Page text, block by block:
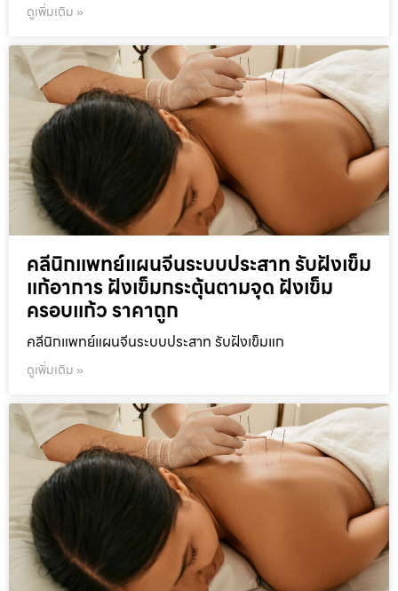
ดูเพิ่มเติม »
คลีนิกแพทย์แผนจีนระบบประสาท รับฝังเข็ม
แก้อาการ ฝังเข็มกระตุ้นตามจุด ฝังเข็ม
ครอบแก้ว ราคาถูก
คลีนิกแพทย์แผนจีนระบบประสาท รับฝังเข็มแก
ดูเพิ่มเติม »